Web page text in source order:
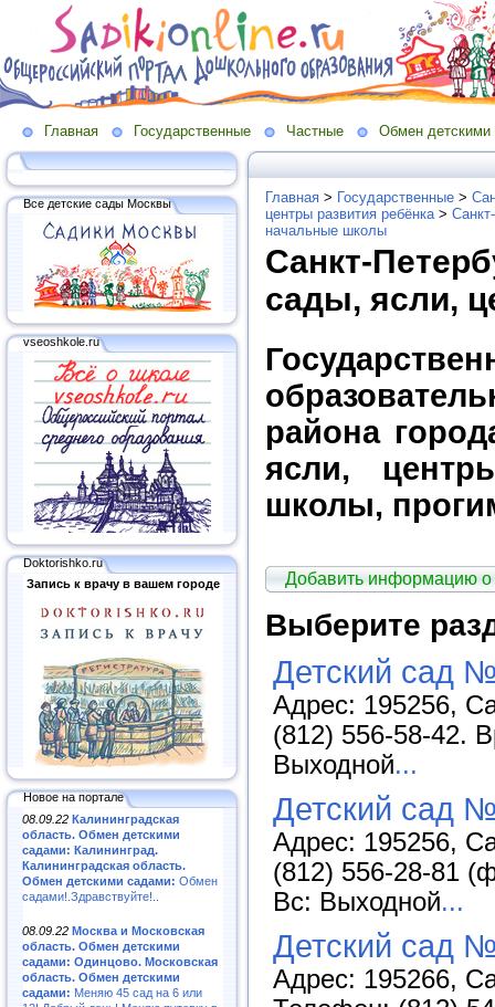
Главная Государственные Частные Обмен детскими
Все детские сады Москвы
vseoshkole.ru
Doktorishko.ru
Запись к врачу в вашем городе
Новое на портале
08.09.22 Калининградская
область. Обмен детскими
садами: Калининград.
Калининградская область.
Обмен детскими садами: Обмен
садами!.Здравствуйте!..
08.09.22 Москва и Московская
область. Обмен детскими
садами: Одинцово. Московская
область. Обмен детскими
садами: Меняю 45 сад на 6 или
Главная > Государственные >
центры развития ребёнка>
начальные школы
Санкт-
сады, ясли,
района
ясли,
школы,
Добавить информацию
Выберите
Детский сад
Адрес: 195256,
(812) 556-58-42.
Выходной...
Детский сад
Адрес: 195256,
(812) 556-28-81
Вс: Выходной...
Детский сад
Адрес: 195266,